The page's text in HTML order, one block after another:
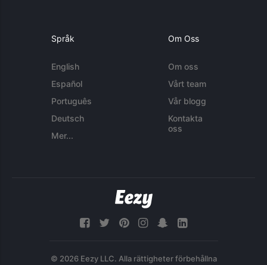
Språk
English
Español
Português
Deutsch
Mer...
Om Oss
Om oss
Vårt team
Vår blogg
Kontakta
oss
© 2026 Eezy LLC. Alla rättigheter förbehållna